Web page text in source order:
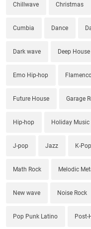
Chillwave Christmas
Cumbia Dance
Dark wave Deep House
Emo Hip-hop
Future House Garage
Hip-hop Holiday Music
J-pop Jazz K-Pop
Math Rock Melodic
New wave Noise Rock
Pop Punk Latino Post-